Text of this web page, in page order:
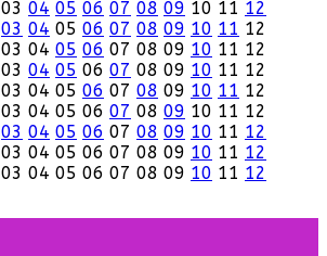
03 04 05 06 07 08 09 10 11 12
03 04 05 06 07 08 09 10 11 12
03 04 05 06 07 08 09 10 11 12
03 04 05 06 07 08 09 10 11 12
03 04 05 06 07 08 09 10 11 12
03 04 05 06 07 08 09 10 11 12
03 04 05 06 07 08 09 10 11 12
03 04 05 06 07 08 09 10 11 12
03 04 05 06 07 08 09 10 11 12